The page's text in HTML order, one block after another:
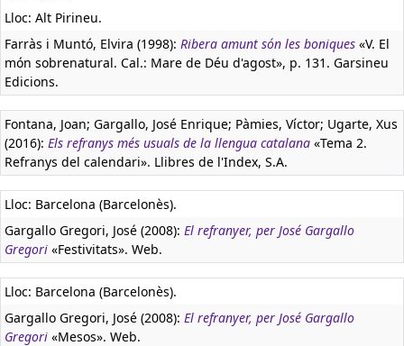
Lloc: Alt Pirineu.
Farràs i Muntó, Elvira (1998): Ribera amunt són les boniques «V. El
món sobrenatural. Cal.: Mare de Déu d'agost», p. 131. Garsineu
Edicions.
Fontana, Joan; Gargallo, José Enrique; Pàmies, Víctor; Ugarte, Xus
(2016): Els refranys més usuals de la llengua catalana «Tema 2.
Refranys del calendari». Llibres de l'Index, S.A.
Lloc: Barcelona (Barcelonès).
Gargallo Gregori, José (2008): El refranyer, per José Gargallo
Gregori «Festivitats». Web.
Lloc: Barcelona (Barcelonès).
Gargallo Gregori, José (2008): El refranyer, per José Gargallo
Gregori «Mesos». Web.